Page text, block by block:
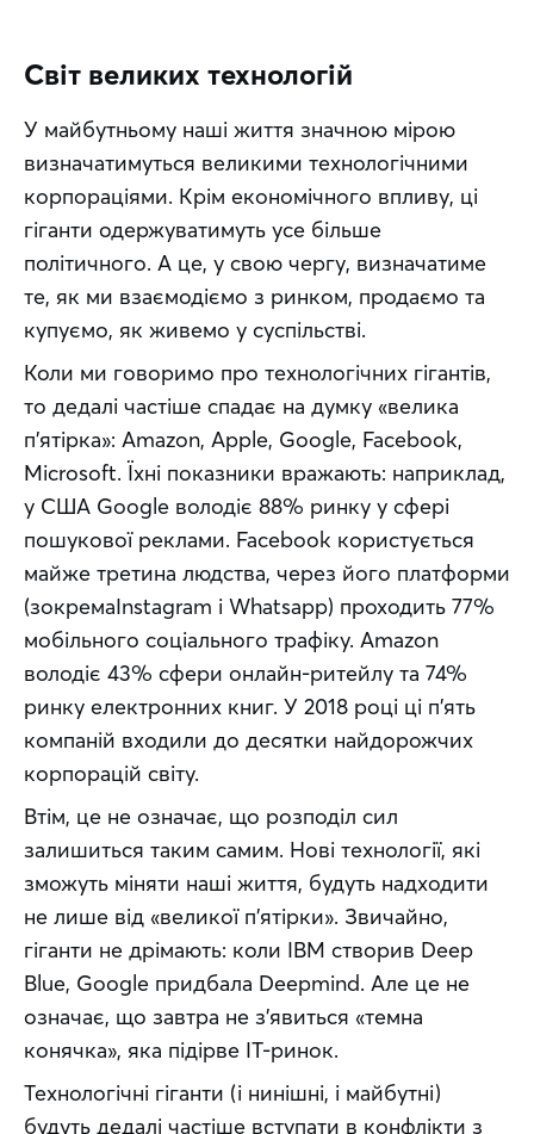
Світ великих технологій
У майбутньому наші життя значною мірою
визначатимуться великими технологічними
корпораціями. Крім економічного впливу, ці
гіганти одержуватимуть усе більше
політичного. А це, у свою чергу, визначатиме
те, як ми взаємодіємо з ринком, продаємо та
купуємо, як живемо у суспільстві.
Коли ми говоримо про технологічних гігантів,
то дедалі частіше спадає на думку «велика
п’ятірка»: Amazon, Apple, Google, Facebook,
Microsoft. Їхні показники вражають: наприклад,
у США Google володіє 88% ринку у сфері
пошукової реклами. Facebook користується
майже третина людства, через його платформи
(зокремаInstagram і Whatsapp) проходить 77%
мобільного соціального трафіку. Amazon
володіє 43% сфери онлайн-ритейлу та 74%
ринку електронних книг. У 2018 році ці п’ять
компаній входили до десятки найдорожчих
корпорацій світу.
Втім, це не означає, що розподіл сил
залишиться таким самим. Нові технології, які
зможуть міняти наші життя, будуть надходити
не лише від «великої п’ятірки». Звичайно,
гіганти не дрімають: коли IBM створив Deep
Blue, Google придбала Deepmind. Але це не
означає, що завтра не з’явиться «темна
конячка», яка підірве IТ-ринок.
Технологічні гіганти (і нинішні, і майбутні)
будуть дедалі частіше вступати в конфлікти з